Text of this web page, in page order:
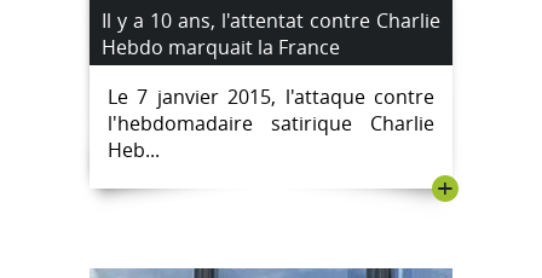
Il y a 10 ans, l'attentat contre Charlie
Hebdo marquait la France
Le 7 janvier 2015, l'attaque contre
l'hebdomadaire satirique Charlie
Heb...
+